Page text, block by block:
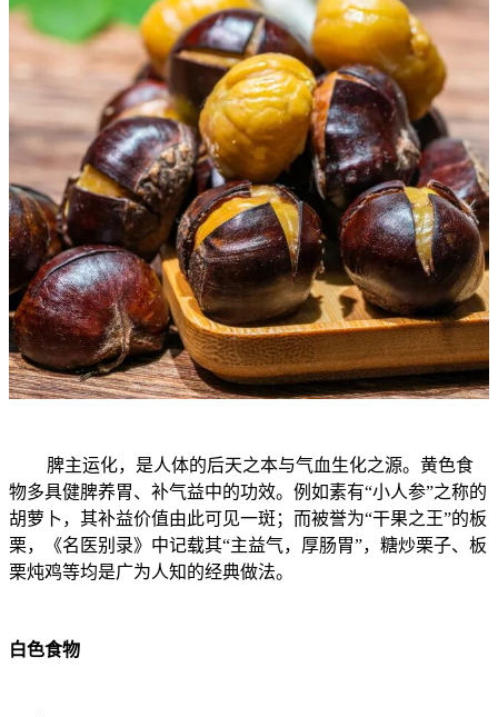
脾主运化，是人体的后天之本与气血生化之源。黄色食
物多具健脾养胃、补气益中的功效。例如素有“小人参”之称的
胡萝卜，其补益价值由此可见一斑；而被誉为“干果之王”的板
栗，《名医别录》中记载其“主益气，厚肠胃”，糖炒栗子、板
栗炖鸡等均是广为人知的经典做法。
白色食物